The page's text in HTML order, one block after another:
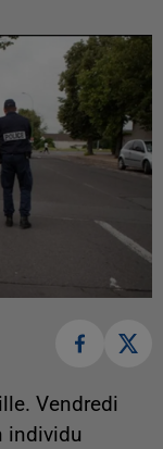
Vendredi
individu